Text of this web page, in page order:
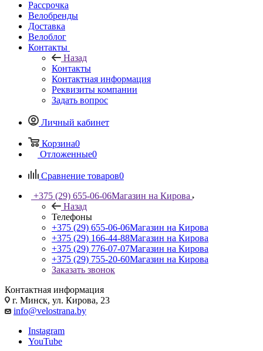
Рассрочка
Велобренды
Доставка
Велоблог
Контакты
Назад
Контакты
Контактная информация
Реквизиты компании
Задать вопрос
Личный кабинет
Корзина0
Отложенные0
Сравнение товаров0
+375 (29) 655-06-06Магазин на Кирова
Назад
Телефоны
+375 (29) 655-06-06Магазин на Кирова
+375 (29) 166-44-88Магазин на Кирова
+375 (29) 776-07-07Магазин на Кирова
+375 (29) 755-20-60Магазин на Кирова
Заказать звонок
Контактная информация
г. Минск, ул. Кирова, 23
info@velostrana.by
Instagram
YouTube